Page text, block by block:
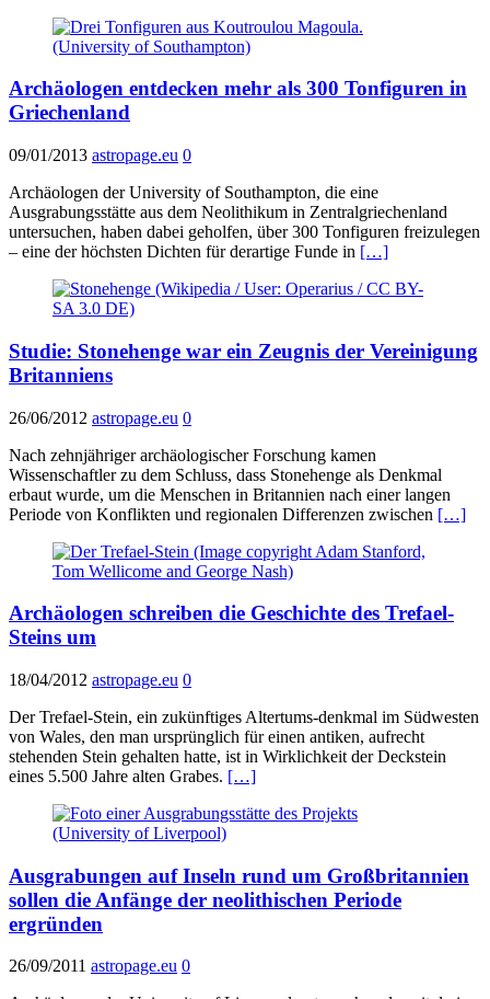
Archäologen entdecken mehr als 300 Tonfiguren in
Griechenland
09/01/2013 astropage.eu 0
Archäologen der University of Southampton, die eine
Ausgrabungsstätte aus dem Neolithikum in Zentralgriechenland
untersuchen, haben dabei geholfen, über 300 Tonfiguren freizulegen
– eine der höchsten Dichten für derartige Funde in […]
Studie: Stonehenge war ein Zeugnis der Vereinigung
Britanniens
26/06/2012 astropage.eu 0
Nach zehnjähriger archäologischer Forschung kamen
Wissenschaftler zu dem Schluss, dass Stonehenge als Denkmal
erbaut wurde, um die Menschen in Britannien nach einer langen
Periode von Konflikten und regionalen Differenzen zwischen […]
Archäologen schreiben die Geschichte des Trefael-
Steins um
18/04/2012 astropage.eu 0
Der Trefael-Stein, ein zukünftiges Altertums-denkmal im Südwesten
von Wales, den man ursprünglich für einen antiken, aufrecht
stehenden Stein gehalten hatte, ist in Wirklichkeit der Deckstein
eines 5.500 Jahre alten Grabes. […]
Ausgrabungen auf Inseln rund um Großbritannien
sollen die Anfänge der neolithischen Periode
ergründen
26/09/2011 astropage.eu 0